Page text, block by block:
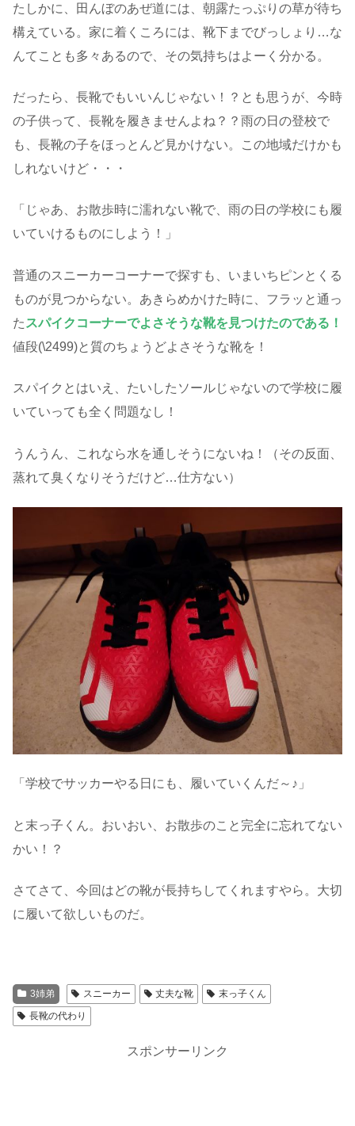
たしかに、田んぼのあぜ道には、朝露たっぷりの草が待ち
構えている。家に着くころには、靴下までびっしょり…な
んてことも多々あるので、その気持ちはよーく分かる。
だったら、長靴でもいいんじゃない！？とも思うが、今時
の子供って、長靴を履きませんよね？？雨の日の登校で
も、長靴の子をほっとんど見かけない。この地域だけかも
しれないけど・・・
「じゃあ、お散歩時に濡れない靴で、雨の日の学校にも履
いていけるものにしよう！」
普通のスニーカーコーナーで探すも、いまいちピンとくる
ものが見つからない。あきらめかけた時に、フラッと通っ
た スパイクコーナーでよさそうな靴を見つけたのである！
値段(\2499)と質のちょうどよさそうな靴を！
スパイクとはいえ、たいしたソールじゃないので学校に履
いていっても全く問題なし！
うんうん、これなら水を通しそうにないね！（その反面、
蒸れて臭くなりそうだけど…仕方ない）
「学校でサッカーやる日にも、履いていくんだ～♪」
と末っ子くん。おいおい、お散歩のこと完全に忘れてない
かい！？
さてさて、今回はどの靴が長持ちしてくれますやら。大切
に履いて欲しいものだ。
3姉弟 スニーカー 丈夫な靴
末っ子くん
長靴の代わり
スポンサーリンク